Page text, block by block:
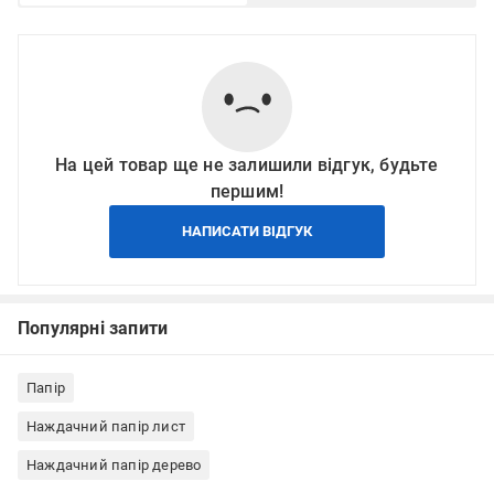
На цей товар ще не залишили відгук, будьте
першим!
НАПИСАТИ ВІДГУК
Популярні запити
Папір
Наждачний папір лист
Наждачний папір дерево